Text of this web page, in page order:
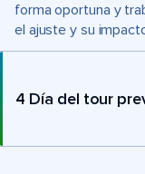
forma oportuna y
el ajuste y su
4 Día del tour